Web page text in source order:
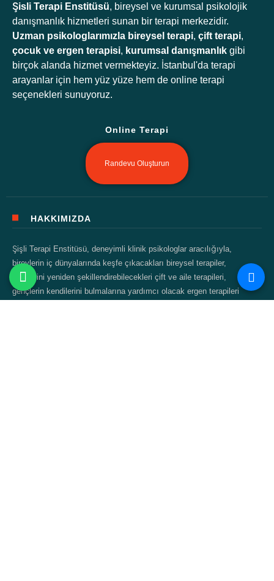
Şisli Terapi Enstitüsü, bireysel ve kurumsal psikolojik
danışmanlık hizmetleri sunan bir terapi merkezidir.
Uzman psikologlarımızla bireysel terapi, çift terapi,
çocuk ve ergen terapisi, kurumsal danışmanlık gibi
birçok alanda hizmet vermekteyiz. İstanbul'da terapi
arayanlar için hem yüz yüze hem de online terapi
seçenekleri sunuyoruz.
Online Terapi
Randevu Oluşturun
HAKKIMIZDA
Şişli Terapi Enstitüsü, deneyimli klinik psikologlar aracılığıyla,
bireylerin iç dünyalarında keşfe çıkacakları bireysel terapiler,
ilişkilerini yeniden şekillendirebilecekleri çift ve aile terapileri,
gençlerin kendilerini bulmalarına yardımcı olacak ergen terapileri